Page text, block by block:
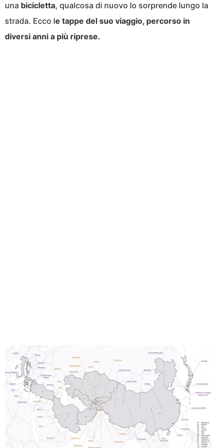
una bicicletta, qualcosa di nuovo lo sorprende lungo la
strada. Ecco le tappe del suo viaggio, percorso in
diversi anni a più riprese.